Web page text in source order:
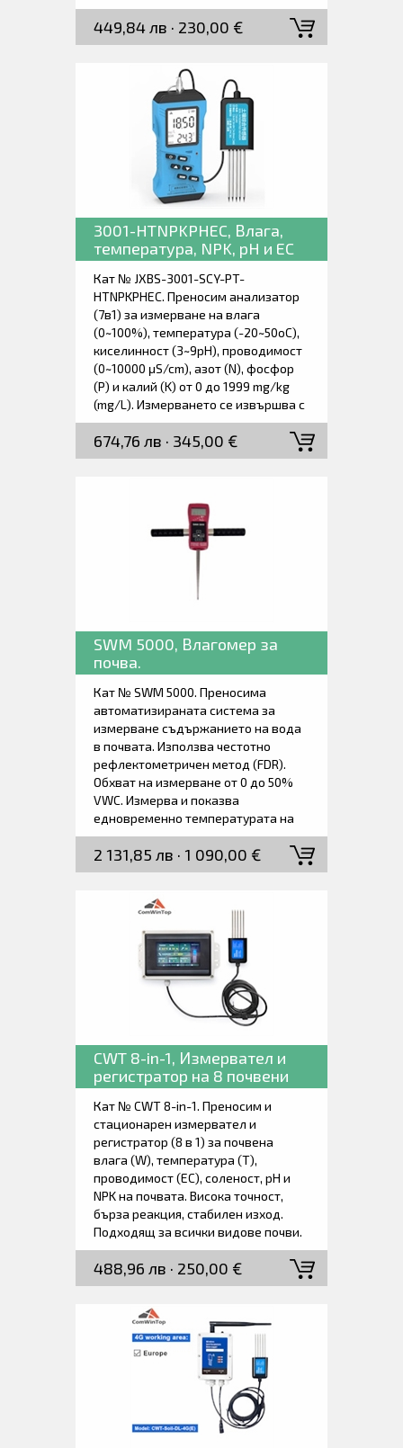
градинарство, ботаника и биология.
Тази сонда се свързва чрез
безжична технология Bluetooth®
449,84 лв · 230,00 €
3001-HTNPKPHEC, Влага,
температура, NPK, pH и EC
на почвата.
Кат № JXBS-3001-SCY-PT-
HTNPKPHEC. Преносим анализатор
(7в1) за измерване на влага
(0~100%), температура (-20~50oC),
киселинност (3~9pH), проводимост
(0~10000 μS/cm), азот (N), фосфор
(P) и калий (K) от 0 до 1999 mg/kg
(mg/L). Измерването се извършва с
външна пробивна сонда. Време за
реакция под 1 секунда. Висока
точност, дълъг експлоатационен
компенсация. Голям екранен
дисплей. Ниска консумация на
енергия. Доставя се заедно с
измервателната пробивна сонда,
зарядно устройство и ръководство
674,76 лв · 345,00 €
SWM 5000, Влагомер за
почва.
Кат № SWM 5000. Преносима
автоматизираната система за
измерване съдържанието на вода
в почвата. Използва честотно
рефлектометричен метод (FDR).
Обхват на измерване от 0 до 50%
VWC. Измерва и показва
едновременно температурата на
почвата (0°C ~ +60°C). Здрава
измервателна сонда от
неръждаема стомана с размери
Минимална дълбочина на
управление на измерването с
безплатно приложение от смарт-
телефон. Доставя се заедно със
сондата и ръководство за работа.
2 131,85 лв · 1 090,00 €
CWT 8-in-1, Измервател и
регистратор на 8 почвени
параметри.
Кат № CWT 8-in-1. Преносим и
стационарен измервател и
регистратор (8 в 1) за почвена
влага (W), температура (T),
проводимост (EC), соленост, рН и
NPK на почвата. Висока точност,
бърза реакция, стабилен изход.
Подходящ за всички видове почви.
Възможност за дълготрайно
заровен сензор в почвата, устойчив
на дълготрайна електролиза,
водоустойчив. Вътрешна памет за
1900 измервания с възможност за
прехвърляна на компютър чрез SD
карта. Доставя се с всичко
необходимо за незабавно
започване на работа.
488,96 лв · 250,00 €